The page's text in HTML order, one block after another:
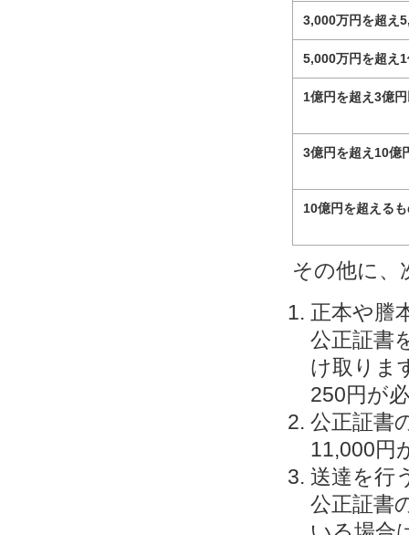
3,000万円を超え
5,000万円を超え
1億円を超え3億
3億円を超え10億
10億円を超える
その他に、
正本や謄
公正証書
け取りま
250円が
公正証書
11,000円
送達を行
公正証書